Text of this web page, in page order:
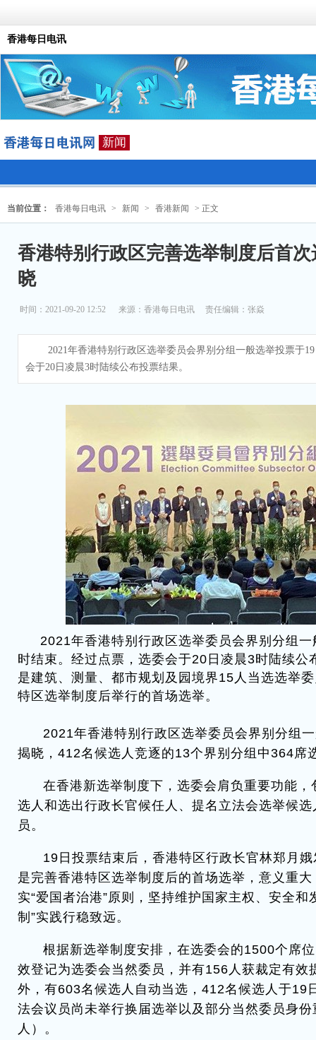
香港每日电讯
新闻
当前位置： 香港每日电讯 > 新闻 > 香港新闻 > 正文
香港特别行政区完善选举制度后首
晓
时间：2021-09-20 12:52 来源： 香港每日电讯 责任编辑：张焱
2021年香港特别行政区选举委员会界别分组一般选举投票于19
会于20日凌晨3时陆续公布投票结果。
2021年香港特别行政区选举委员会界别分组
时结束。经过点票，选委会于20日凌晨3时陆续公
是建筑、测量、都市规划及园境界15人当选选举
特区选举制度后举行的首场选举。
2021年香港特别行政区选举委员会界别分组
揭晓，412名候选人竞逐的13个界别分组中364席
在香港新选举制度下，选委会肩负重要功能
选人和选出行政长官候任人、提名立法会选举候
员。
19日投票结束后，香港特区行政长官林郑月
是完善香港特区选举制度后的首场选举，意义重
实“爱国者治港”原则，坚持维护国家主权、安全和
制”实践行稳致远。
根据新选举制度安排，在选委会的1500个席
效登记为选委会当然委员，并有156人获裁定有效
外，有603名候选人自动当选，412名候选人于19
法会议员尚未举行换届选举以及部分当然委员身
人）。